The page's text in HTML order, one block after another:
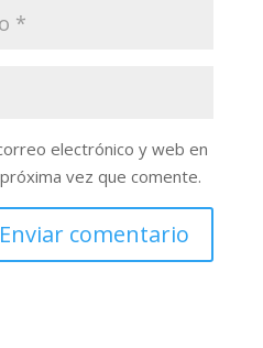
electrónico y web en
vez que comente.